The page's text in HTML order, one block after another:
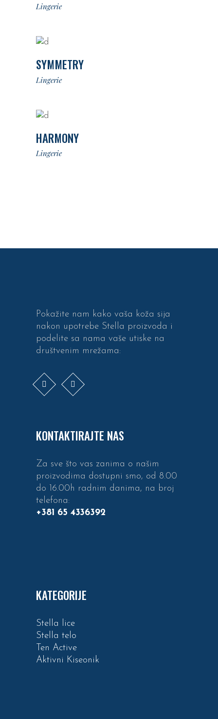
Lingerie
SYMMETRY
Lingerie
HARMONY
Lingerie
Pokažite nam kako vaša koža sija
nakon upotrebe Stella proizvoda i
podelite sa nama vaše utiske na
društvenim mrežama:
KONTAKTIRAJTE NAS
Za sve što vas zanima o našim
proizvodima dostupni smo, od 8.00
do 16.00h radnim danima, na broj
telefona:
+381 65 4336392
KATEGORIJE
Stella lice
Stella telo
Ten Active
Aktivni Kiseonik